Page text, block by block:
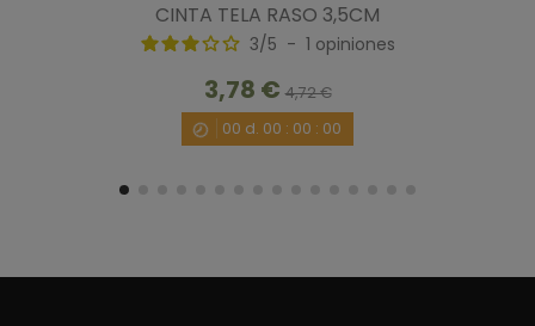
CINTA TELA RASO 3,5CM
3/5 - 1 opiniones
3,78 €4,72 €
00 d. 00 : 00 : 00